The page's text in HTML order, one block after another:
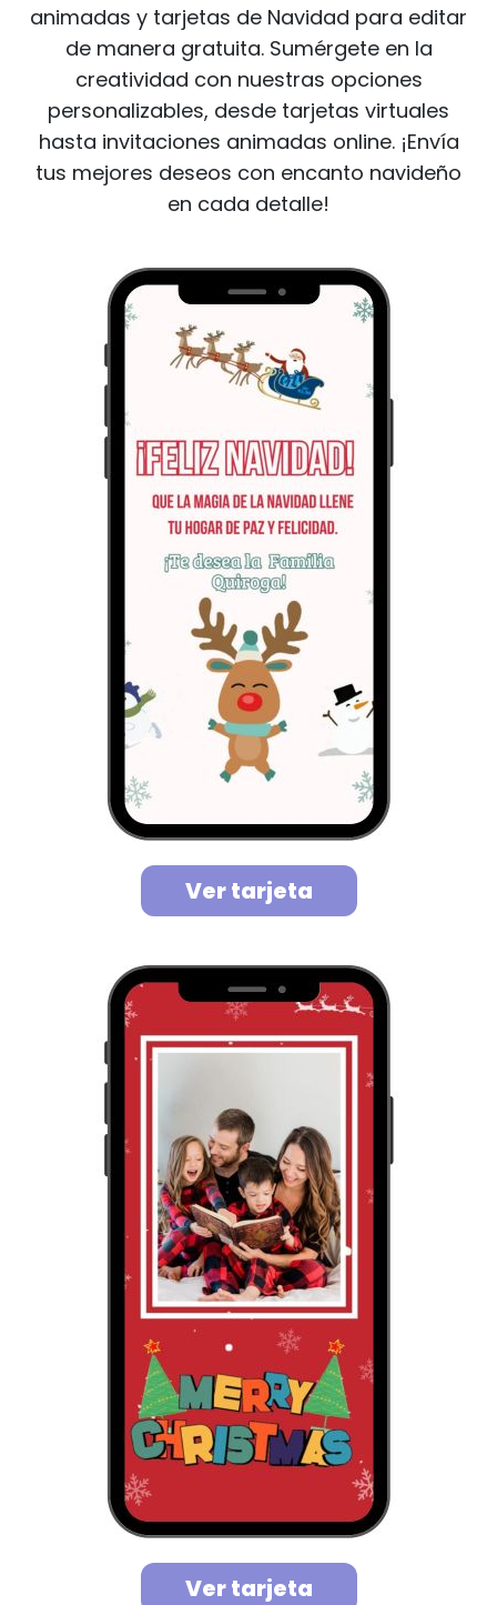
animadas y tarjetas de Navidad para editar
de manera gratuita. Sumérgete en la
creatividad con nuestras opciones
personalizables, desde tarjetas virtuales
hasta invitaciones animadas online. ¡Envía
tus mejores deseos con encanto navideño
en cada detalle!
Ver tarjeta
Ver tarjeta